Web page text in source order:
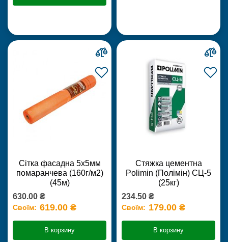
Сітка фасадна 5х5мм
помаранчева (160г/м2)
(45м)
630.00 ₴
Своїм: 619.00 ₴
В корзину
Стяжка цементна
Polimin (Полімін) СЦ-5
(25кг)
234.50 ₴
Своїм: 179.00 ₴
В корзину